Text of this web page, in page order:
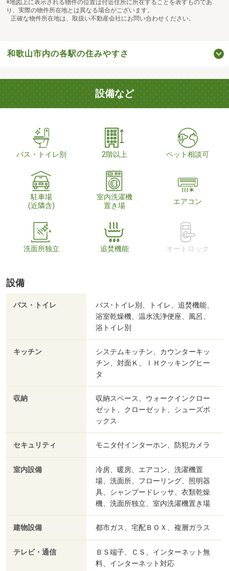
※地図上に表示される物件の位置は付近住所に所在することを表すものであ
り、実際の物件所在地とは異なる場合がございます。
正確な物件所在地は、取扱い不動産会社にお問い合わせください。
和歌山市内の各駅の住みやすさ
設備など
バス・トイレ別 2階以上 ペット相談可
駐車場
(近隣含)
室内洗濯機
置き場
エアコン
洗面所独立 追焚機能 オートロック
設備
バス・トイレ
バス･トイレ別、トイレ、追焚機能、
浴室乾燥機、温水洗浄便座、風呂、
浴トイレ別
キッチン
システムキッチン、カウンターキッ
チン、対面Ｋ、ＩＨクッキングヒー
タ
収納
収納スペース、ウォークインクロー
ゼット、クローゼット、シューズボ
ックス
セキュリティ モニタ付インターホン、防犯カメラ
室内設備
冷房、暖房、エアコン、洗濯機置
場、洗面所、フローリング、照明器
具、シャンプードレッサ、衣類乾燥
機、洗面所独立、室内洗濯機置き場
建物設備 都市ガス、宅配ＢＯＸ、複層ガラス
テレビ・通信
ＢＳ端子、ＣＳ、インターネット無
料、インターネット対応